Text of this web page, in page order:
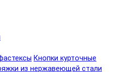
Кнопки курточные
из нержавеющей стали